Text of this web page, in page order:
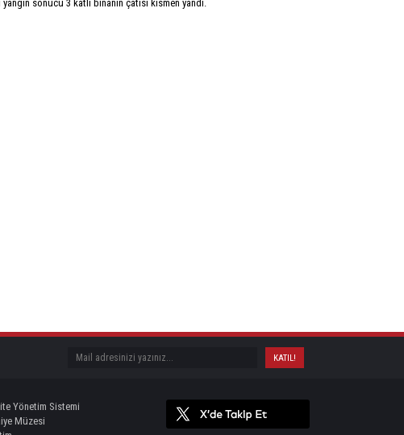
sonucu 3 katlı binanın çatısı kısmen yandı.
Yönetim Sistemi
Müzesi